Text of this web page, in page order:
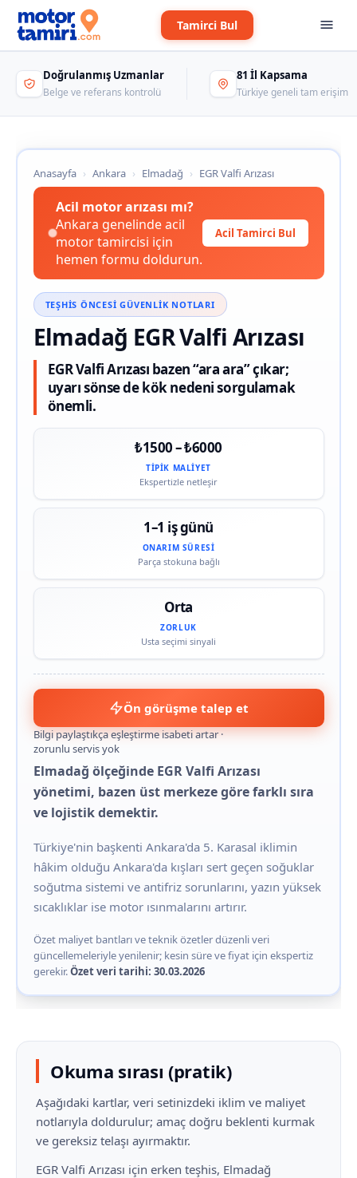
Tamirci Bul
Doğrulanmış Uzmanlar
Belge ve referans kontrolü
81 İl Kapsama
Türkiye geneli tam erişim
Anasayfa › Ankara › Elmadağ › EGR Valfi Arızası
Acil motor arızası mı?
Ankara genelinde acil
motor tamircisi için
hemen formu doldurun.
Acil Tamirci Bul
TEŞHIS ÖNCESI GÜVENLIK NOTLARI
Elmadağ EGR Valfi Arızası
EGR Valfi Arızası bazen “ara ara” çıkar;
uyarı sönse de kök nedeni sorgulamak
önemli.
₺1500 – ₺6000
TIPIK MALIYET
Ekspertizle netleşir
1–1 iş günü
ONARIM SÜRESI
Parça stokuna bağlı
Orta
ZORLUK
Usta seçimi sinyali
Ön görüşme talep et
Bilgi paylaştıkça eşleştirme isabeti artar ·
zorunlu servis yok
Elmadağ ölçeğinde EGR Valfi Arızası
yönetimi, bazen üst merkeze göre farklı sıra
ve lojistik demektir.
Türkiye'nin başkenti Ankara'da 5. Karasal iklimin
hâkim olduğu Ankara'da kışları sert geçen soğuklar
soğutma sistemi ve antifriz sorunlarını, yazın yüksek
sıcaklıklar ise motor ısınmalarını artırır.
Özet maliyet bantları ve teknik özetler düzenli veri
güncellemeleriyle yenilenir; kesin süre ve fiyat için ekspertiz
gerekir.Özet veri tarihi: 30.03.2026
Okuma sırası (pratik)
Aşağıdaki kartlar, veri setinizdeki iklim ve maliyet
notlarıyla doldurulur; amaç doğru beklenti kurmak
ve gereksiz telaşı ayırmaktır.
EGR Valfi Arızası için erken teşhis, Elmadağ